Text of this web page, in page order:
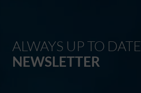
ALWAYS UP TO DATE
NEWSLETTER